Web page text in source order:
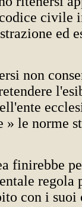
civile
ed
non
» le norme
finirebbe
regola
con i